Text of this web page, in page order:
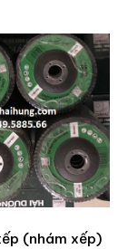
(nhám xếp)